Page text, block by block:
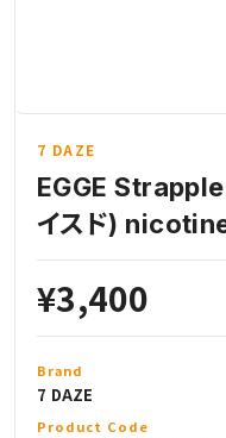
7 DAZE
EGGE Strapple
イスド)
¥3,400
Brand
7 DAZE
Product Code